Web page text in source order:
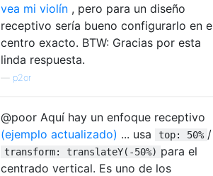
vea mi violín , pero para un diseño
receptivo sería bueno configurarlo en
centro exacto. BTW: Gracias por esta
linda respuesta.
p2or
@poor Aquí hay un enfoque receptivo
(ejemplo actualizado) ... usa top: 50% /
transform: translateY(-50%) para el
centrado vertical. Es uno de los